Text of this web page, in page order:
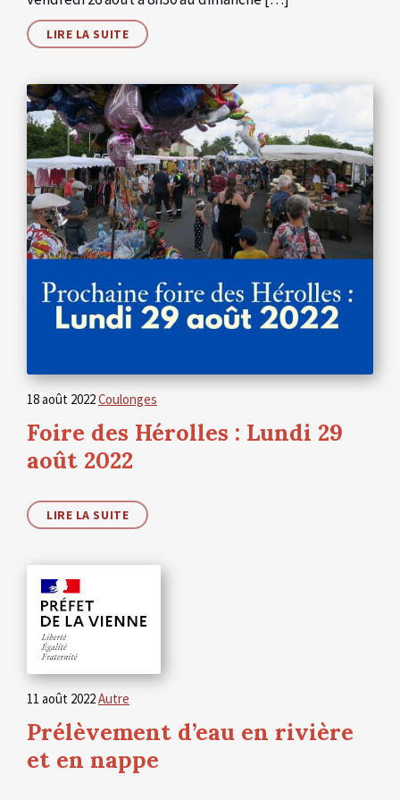
LIRE LA SUITE
18 août 2022Coulonges
Foire des Hérolles : Lundi 29
août 2022
LIRE LA SUITE
11 août 2022Autre
Prélèvement d’eau en rivière
et en nappe